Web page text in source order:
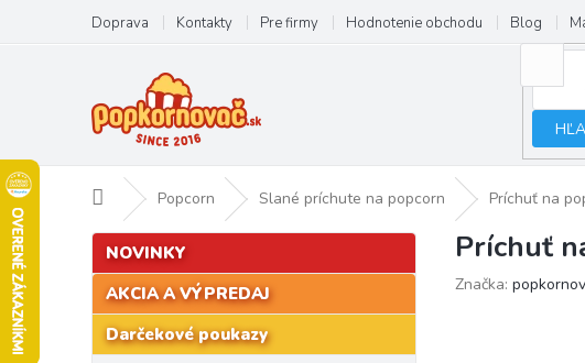
obsah
Doprava Kontakty Pre firmy Hodnotenie obchodu Blog
DomovPopcorn Slané príchute na popcorn Príchuť na
B
o
n
Preskočiť
kategórie
NOVINKY
AKCIA A VÝPREDAJ
Darčekové poukazy
Príchuť
Značka: